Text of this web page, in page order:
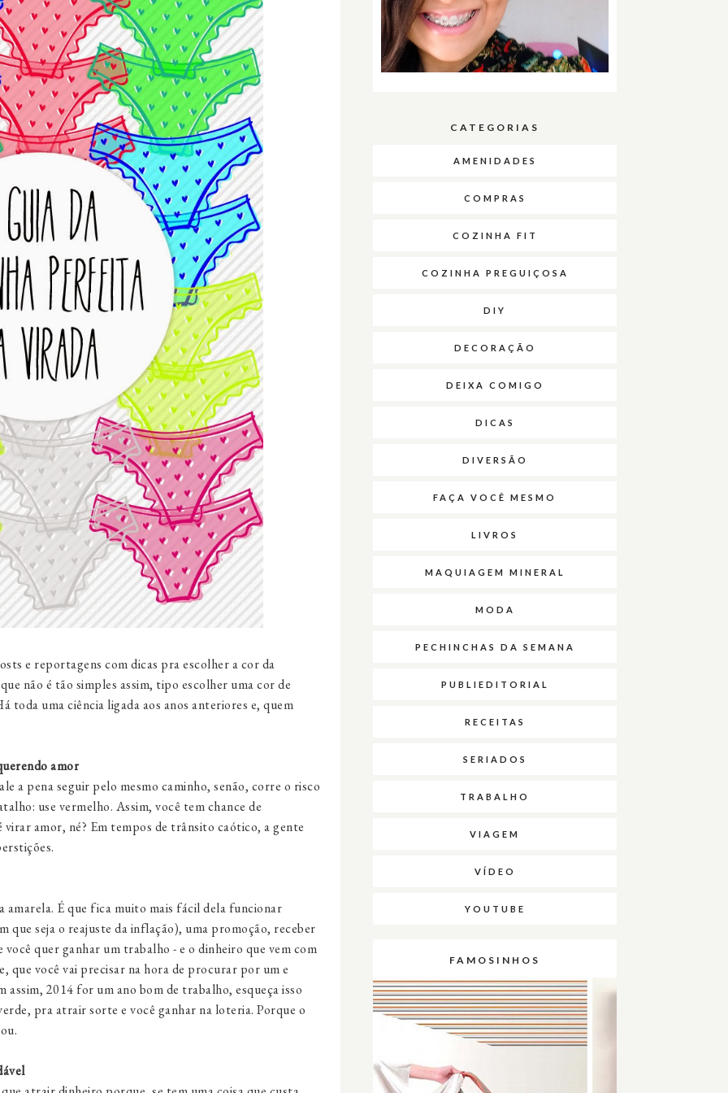
e reportagens com dicas pra escolher a cor da
não é tão simples assim, tipo escolher uma cor de
toda uma ciência ligada aos anos anteriores e, quem
amor
a pena seguir pelo mesmo caminho, senão, corre o risco
use vermelho. Assim, você tem chance de
amor, né? Em tempos de trânsito caótico, a gente
amarela. É que fica muito mais fácil dela funcionar
que seja o reajuste da inflação), uma promoção, receber
quer ganhar um trabalho - e o dinheiro que vem com
que você vai precisar na hora de procurar por um e
2014 for um ano bom de trabalho, esqueça isso
pra atrair sorte e você ganhar na loteria. Porque o
CATEGORIAS
AMENIDADES
COMPRAS
COZINHA FIT
COZINHA PREGUIÇOSA
DIY
DECORAÇÃO
DEIXA COMIGO
DICAS
DIVERSÃO
FAÇA VOCÊ MESMO
LIVROS
MAQUIAGEM MINERAL
MODA
PECHINCHAS DA SEMANA
PUBLIEDITORIAL
RECEITAS
SERIADOS
TRABALHO
VIAGEM
VÍDEO
YOUTUBE
FAMOSINHOS